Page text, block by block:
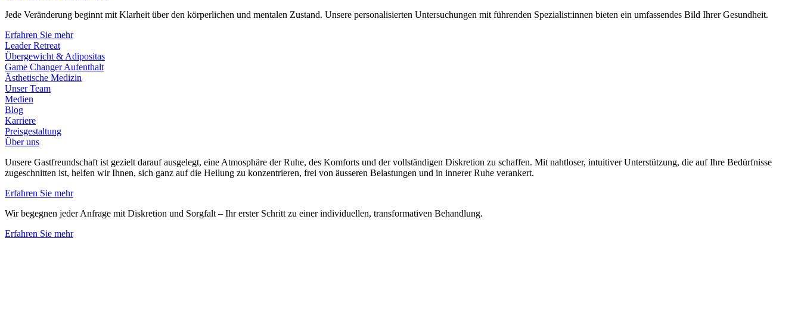
Jede Veränderung beginnt mit Klarheit über den körperlichen und mentalen Zustand. Unsere personalisierten Untersuchungen mit führenden Spezialist:innen bieten ein umfassendes Bild Ihrer Gesundheit.
Erfahren Sie mehr
Leader Retreat
Übergewicht & Adipositas
Game Changer Aufenthalt
Ästhetische Medizin
Unser Team
Medien
Blog
Karriere
Preisgestaltung
Über uns
Unsere Gastfreundschaft ist gezielt darauf ausgelegt, eine Atmosphäre der Ruhe, des Komforts und der vollständigen Diskretion zu schaffen. Mit nahtloser, intuitiver Unterstützung, die auf Ihre Bedürfnisse
zugeschnitten ist, helfen wir Ihnen, sich ganz auf die Heilung zu konzentrieren, frei von äusseren Belastungen und in innerer Ruhe verankert.
Erfahren Sie mehr
Wir begegnen jeder Anfrage mit Diskretion und Sorgfalt – Ihr erster Schritt zu einer individuellen, transformativen Behandlung.
Erfahren Sie mehr